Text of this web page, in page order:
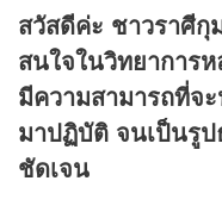
สวัสดีค่ะ ชาวราศี
สนใจในวิทยาการ
มีความสามารถที่จ
มาปฏิบัติ จนเป็นรู
ชัดเจน